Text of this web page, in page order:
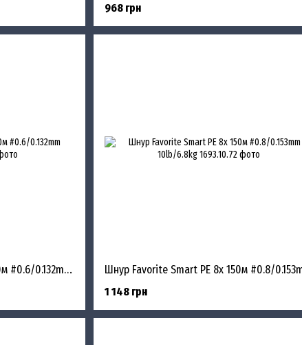
968 грн
Шнур Favorite Smart PE 8x 150м #0.6/0.132mm 9lb/5.4kg
1 148 грн